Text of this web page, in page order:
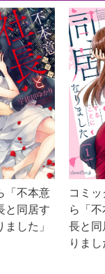
「不本意
と同居す
した」
コミ
ら「
長と同
りまし